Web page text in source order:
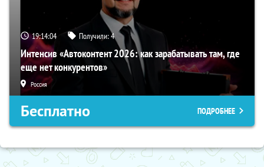
19:14:03 Получили:4
Интенсив «Автоконтент 2026: как зарабатывать там, где
еще нет конкурентов»
Россия
Бесплатно ПОДРОБНЕЕ